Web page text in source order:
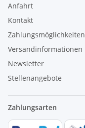
Anfahrt
Kontakt
Zahlungsmöglichkeiten
Versandinformationen
Newsletter
Stellenangebote
Zahlungsarten